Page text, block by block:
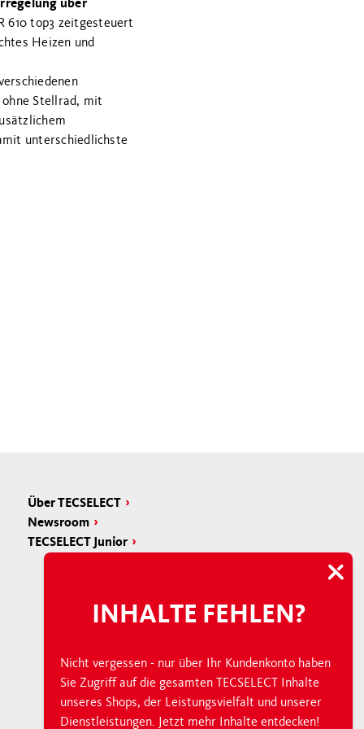
610 top3 zeitgesteuert
Heizen und
Stellrad, mit
unterschiedlichste
INHALTE FEHLEN?
Nicht vergessen - nur über Ihr Kundenkonto haben
Sie Zugriff auf die gesamten TECSELECT Inhalte
unseres Shops, der Leistungsvielfalt und unserer
Dienstleistungen. Jetzt mehr Inhalte entdecken!
Über TECSELECT
Newsroom
TECSELECT Junior